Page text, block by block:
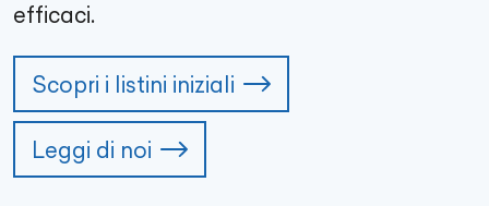
efficaci.
Scopri i listini iniziali
Leggi di noi